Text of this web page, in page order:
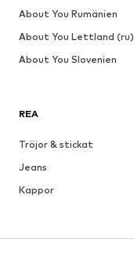
REA
Tröjor & stickat
Jeans
Kappor
Kjolar
About You Rumänien
About You Lettland (ru)
About You Slovenien